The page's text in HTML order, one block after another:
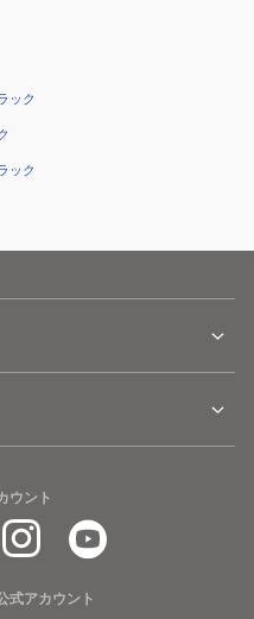
ック
ック
ウント
式アカウント